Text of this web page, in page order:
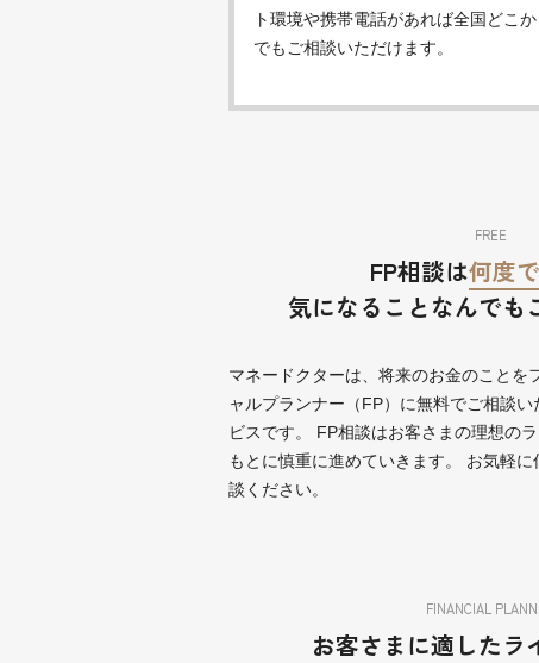
ト環境や携帯電話があれば全国どこか
でもご相談いただけます。
FREE
FP相談は何度
気になることなんでも
マネードクターは、将来のお金のことを
ャルプランナー（FP）に無料でご相談い
ビスです。 FP相談はお客さまの理想の
もとに慎重に進めていきます。 お気軽に
談ください。
FINANCIAL
お客さまに適したラ